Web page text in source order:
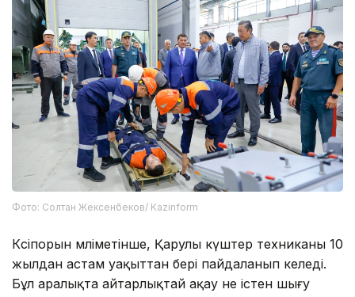
Фото: Солтан Жексенбеков/ Kazinform
Кәсіпорын мәліметінше, Қарулы күштер техниканы 10
жылдан астам уақыттан бері пайдаланып келеді.
Бұл аралықта айтарлықтай ақау не істен шығу